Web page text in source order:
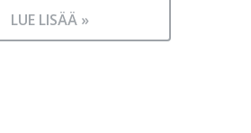
LUE LISÄÄ »